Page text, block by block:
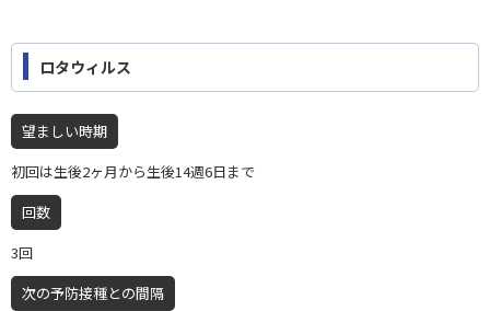
ロタウィルス
望ましい時期
初回は生後2ヶ月から生後14週6日まで
回数
3回
次の予防接種との間隔